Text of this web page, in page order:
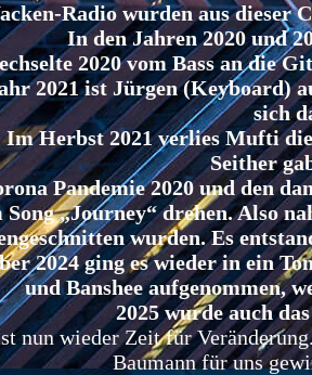
Radio wurden aus dieser
In den Jahren 2020 und
2020 vom Bass an die
2021 ist Jürgen (Keyboard)
sich
Im Herbst 2021 verlies Mufti
Seither
Pandemie 2020 und den
Song „Journey“ drehen. Also
wurden. Es
2024 ging es wieder in ein
und Banshee aufgenommen,
2025 wurde auch
nun wieder Zeit für
Baumann für uns